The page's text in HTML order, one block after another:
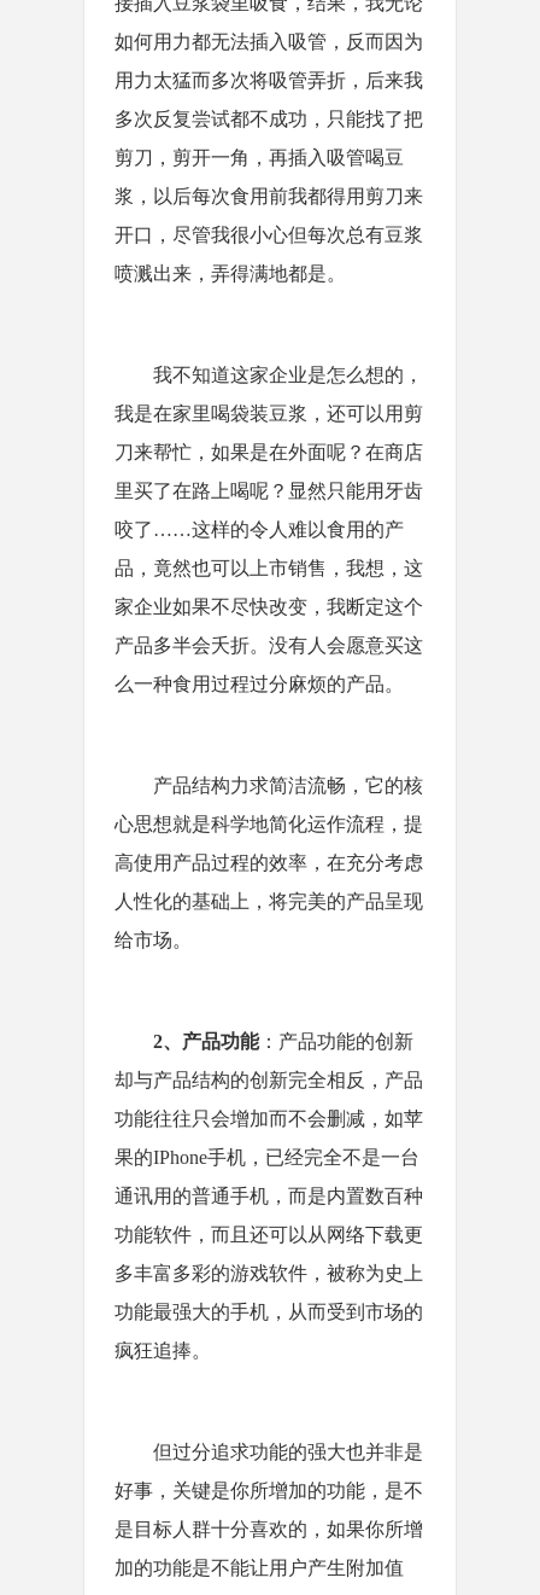
如何用力都无法插入吸管，反而因为
用力太猛而多次将吸管弄折，后来我
多次反复尝试都不成功，只能找了把
剪刀，剪开一角，再插入吸管喝豆
浆，以后每次食用前我都得用剪刀来
开口，尽管我很小心但每次总有豆浆
喷溅出来，弄得满地都是。
我不知道这家企业是怎么想的，
我是在家里喝袋装豆浆，还可以用剪
刀来帮忙，如果是在外面呢？在商店
里买了在路上喝呢？显然只能用牙齿
咬了……这样的令人难以食用的产
品，竟然也可以上市销售，我想，这
家企业如果不尽快改变，我断定这个
产品多半会夭折。没有人会愿意买这
么一种食用过程过分麻烦的产品。
产品结构力求简洁流畅，它的核
心思想就是科学地简化运作流程，提
高使用产品过程的效率，在充分考虑
人性化的基础上，将完美的产品呈现
给市场。
2、产品功能：产品功能的创新
却与产品结构的创新完全相反，产品
功能往往只会增加而不会删减，如苹
果的IPhone手机，已经完全不是一台
通讯用的普通手机，而是内置数百种
功能软件，而且还可以从网络下载更
多丰富多彩的游戏软件，被称为史上
功能最强大的手机，从而受到市场的
疯狂追捧。
但过分追求功能的强大也并非是
好事，关键是你所增加的功能，是不
是目标人群十分喜欢的，如果你所增
加的功能是不能让用户产生附加值